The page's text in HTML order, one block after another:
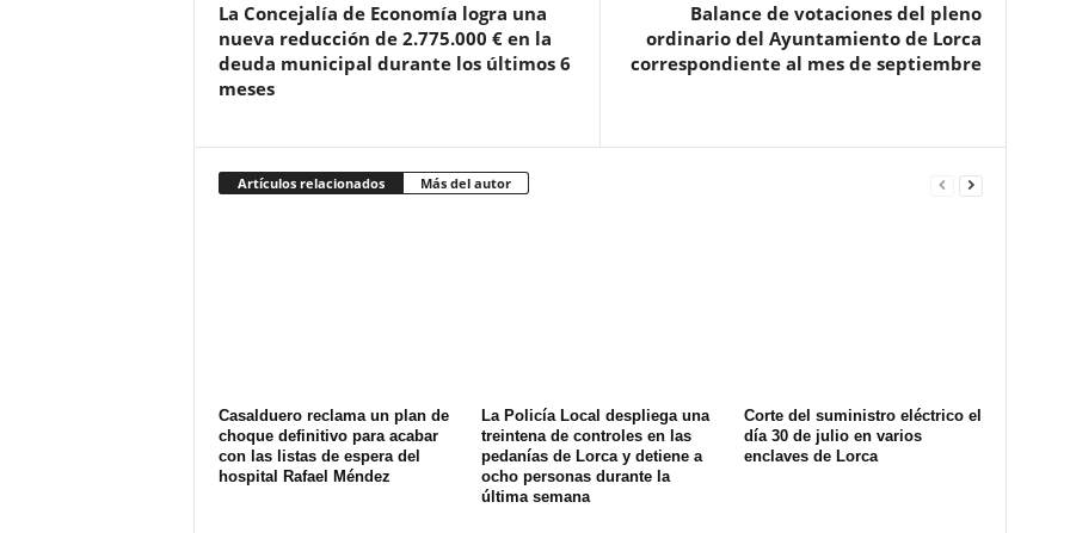
La Concejalía de Economía logra una
nueva reducción de 2.775.000 € en la
deuda municipal durante los últimos 6
meses
Balance de votaciones del pleno
ordinario del Ayuntamiento de Lorca
correspondiente al mes de septiembre
Artículos relacionados Más del autor
Casalduero reclama un plan de
choque definitivo para acabar
con las listas de espera del
hospital Rafael Méndez
La Policía Local despliega una
treintena de controles en las
pedanías de Lorca y detiene a
ocho personas durante la
última semana
Corte del suministro eléctrico el
día 30 de julio en varios
enclaves de Lorca